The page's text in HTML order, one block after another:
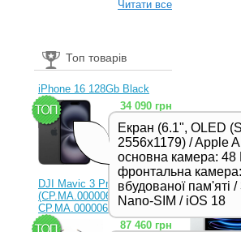
Читати все
Топ товарів
iPhone 16 128Gb Black
Екран (6.1", OLED
2556x1179) / Apple
основна камера:
фронтальна
вбудованої пам'яті
Nano-SIM / iOS 18
34 090 грн
DJI Mavic 3 Pro (RC)
(CP.MA.00000654.01,
CP.MA.00000656.01)
87 460 грн